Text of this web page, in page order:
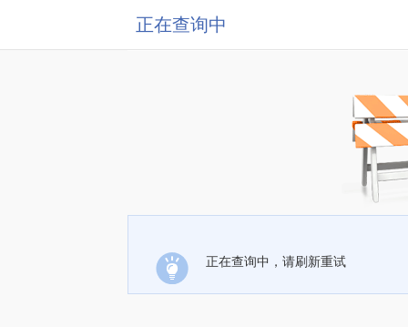
正在查询中
正在查询中，请刷新重试